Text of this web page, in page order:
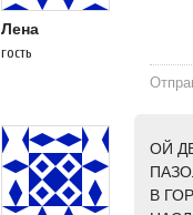
Лена
гость
ОЙ
В